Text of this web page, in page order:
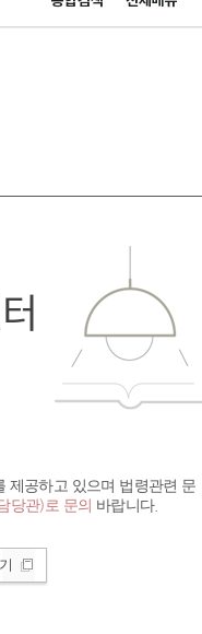
제공하고 있으며 법령관련 문
당관)로 문의 바랍니다.